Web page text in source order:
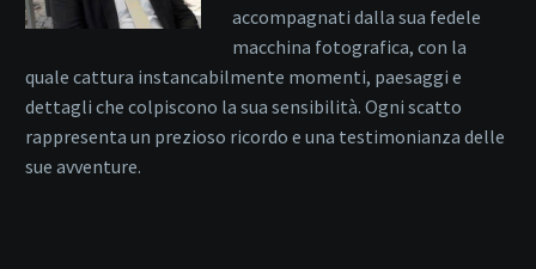
accompagnati dalla sua fedele
macchina fotografica, con la
quale cattura instancabilmente momenti, paesaggi e
dettagli che colpiscono la sua sensibilità. Ogni scatto
rappresenta un prezioso ricordo e una testimonianza delle
sue avventure.